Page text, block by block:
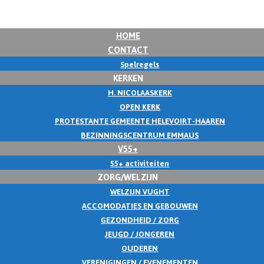
HOME
CONTACT
Spelregels
KERKEN
H. NICOLAASKERK
OPEN KERK
PROTESTANTE GEMEENTE HELEVOIRT-HAAREN
BEZINNINGSCENTRUM EMMAUS
V55+
55+ activiteiten
ZORG/WELZIJN
WELZIJN VUGHT
ACCOMODATIES EN GEBOUWEN
GEZONDHEID / ZORG
JEUGD / JONGEREN
OUDEREN